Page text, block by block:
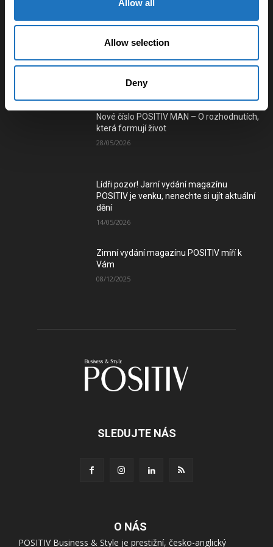
Allow all
Allow selection
Deny
Využití vlečkové sítě pro vybudování
Ostravsku a Karvinsku
03/01/2025
Nové číslo POSITIV MAN – O rozhodnutích,
která formují život
28/05/2026
Lídři pozor! Jarní vydání magazínu
POSITIV je venku, nenechte si ujít aktuální
dění
14/05/2026
Zimní vydání magazínu POSITIV míří k
Vám
08/12/2025
SLEDUJTE NÁS
O NÁS
POSITIV Business & Style je prestižní, česko-anglický